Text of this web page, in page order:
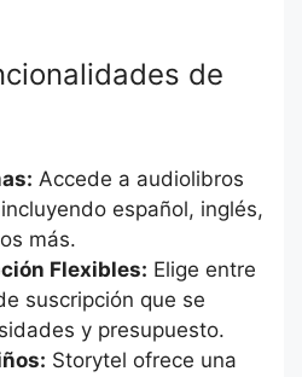
de
Accede a audiolibros
español, inglés,
más.
Flexibles: Elige entre
suscripción que se
y presupuesto.
Storytel ofrece una